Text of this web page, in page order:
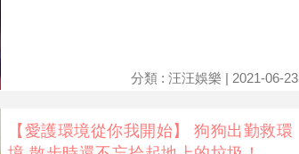
分類 : 汪汪娛樂 | 2021-06-23
【愛護環境從你我開始】 狗狗出勤救環